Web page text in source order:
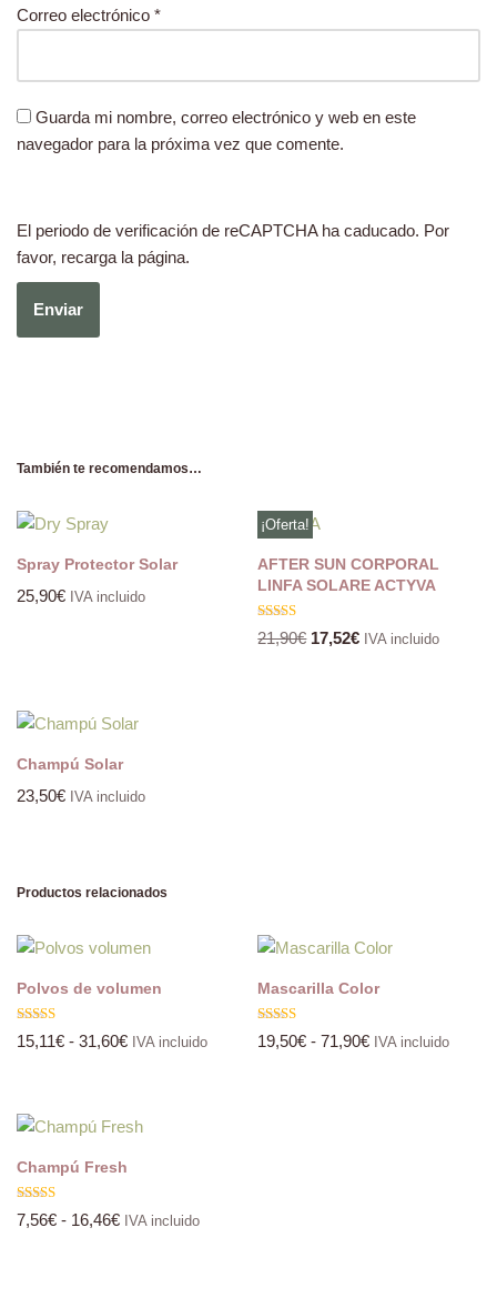
Correo electrónico *
Guarda mi nombre, correo electrónico y web en este
navegador para la próxima vez que comente.
El periodo de verificación de reCAPTCHA ha caducado. Por
favor, recarga la página.
También te recomendamos…
Spray Protector Solar
25,90€ IVA incluido
¡Oferta!
AFTER SUN CORPORAL
LINFA SOLARE ACTYVA
Valorado
con
21,90€ 17,52€ IVA incluido
Champú Solar
23,50€ IVA incluido
Productos relacionados
Polvos de volumen
Valorado
con
15,11€ - 31,60€ IVA incluido
Mascarilla Color
Valorado
con
19,50€ - 71,90€ IVA incluido
Champú Fresh
Valorado
con
7,56€ - 16,46€ IVA incluido